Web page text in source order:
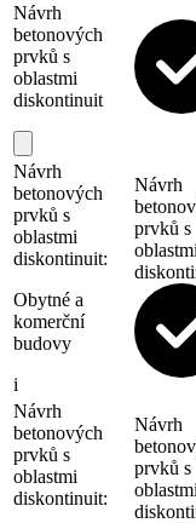
Návrh
betonových
prvků s
oblastmi
diskontinuit
Návrh
betonových
prvků s
oblastmi
diskontinuit:
Obytné a
komerční
budovy
i
Návrh
prvků s
oblastmi
Návrh
betonových
prvků s
oblastmi
diskontinuit:
Návrh
prvků s
oblastmi